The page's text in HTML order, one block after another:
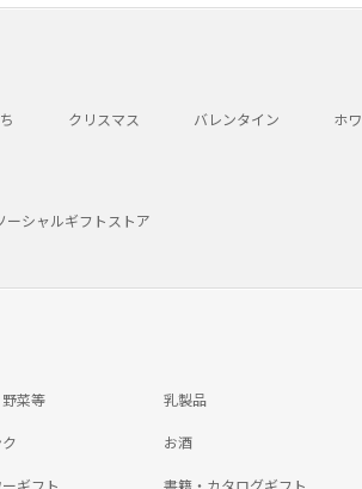
クリスマス バレンタイン ホ
ーシャルギフトストア
菜等 乳製品
お酒
ギフト 書籍・カタログギフト